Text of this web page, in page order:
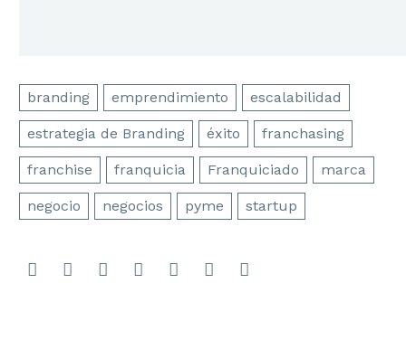
branding emprendimiento escalabilidad
estrategia de Branding éxito franchasing
franchise franquicia Franquiciado marca
negocio negocios pyme startup